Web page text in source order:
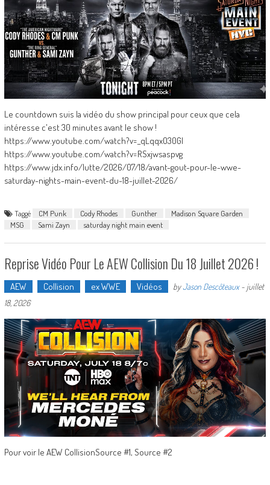
Le countdown suis la vidéo du show principal pour ceux que cela
intéresse c'est 30 minutes avant le show !
https://www.youtube.com/watch?v=_qLqqxO30GI
https://www.youtube.com/watch?v=RSxjwsaspvg
https://www.jdx.info/lutte/2026/07/18/avant-gout-pour-le-wwe-
saturday-nights-main-event-du-18-juillet-2026/
Taggé CM Punk Cody Rhodes Gunther
Madison Square Garden
MSG
Sami Zayn saturday night main event
Reprise Vidéo Pour Le AEW Collision Du 18 Juillet 2026 !
AEW Collision ex WWE Vidéos byJason Descôteaux- juillet
18, 2026
Pour voir le AEW CollisionSource #1, Source #2